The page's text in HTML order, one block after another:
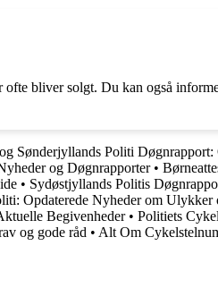
bliver solgt. Du kan også
Sønderjyllands Politi
og Døgnrapporter•
• Sydøstjyllands Politis
Opdaterede Nyheder om Ulykker
Begivenheder• Politiets
og gode råd • Alt Om